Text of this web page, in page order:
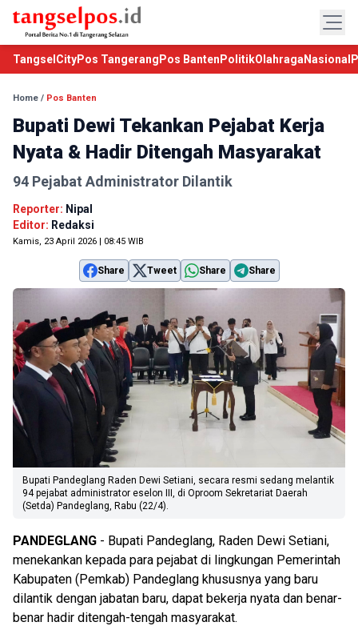
TangselCityPos Tangerang Pos Banten PolitikOlahraga Nasional
Home / Pos Banten
Bupati Dewi Tekankan Pejabat Kerja
Nyata & Hadir Ditengah Masyarakat
94 Pejabat Administrator Dilantik
Reporter: Nipal
Editor: Redaksi
Kamis, 23 April 2026 | 08:45 WIB
Share Tweet Share Share
Bupati Pandeglang Raden Dewi Setiani, secara resmi sedang melantik
94 pejabat administrator eselon III, di Oproom Sekretariat Daerah
(Setda) Pandeglang, Rabu (22/4).
PANDEGLANG - Bupati Pandeglang, Raden Dewi Setiani,
menekankan kepada para pejabat di lingkungan Pemerintah
Kabupaten (Pemkab) Pandeglang khususnya yang baru
dilantik dengan jabatan baru, dapat bekerja nyata dan benar-
benar hadir ditengah-tengah masyarakat.